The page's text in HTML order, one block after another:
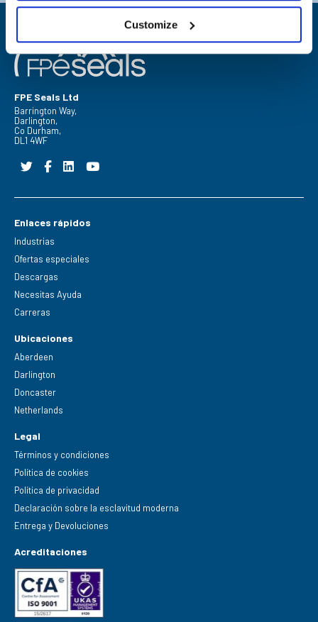
Customize
FPE Seals Ltd
Barrington Way,
Darlington,
Co Durham,
DL1 4WF
Enlaces rápidos
Industrias
Ofertas especiales
Descargas
Necesitas Ayuda
Carreras
Ubicaciones
Aberdeen
Darlington
Doncaster
Netherlands
Legal
Términos y condiciones
Política de cookies
Política de privacidad
Declaración sobre la esclavitud moderna
Entrega y Devoluciones
Acreditaciones